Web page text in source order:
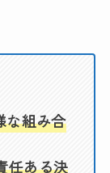
な組み合
任ある決